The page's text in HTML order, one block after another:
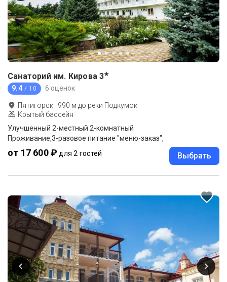
Санаторий им. Кирова 3★
9.4 / 10 6 оценок
Пятигорск · 990 м до реки Подкумок
Крытый бассейн
Улучшенный 2-местный 2-комнатный
Проживание,3-разовое питание "меню-заказ",
от 17 600 ₽ для 2 гостей Выбрать